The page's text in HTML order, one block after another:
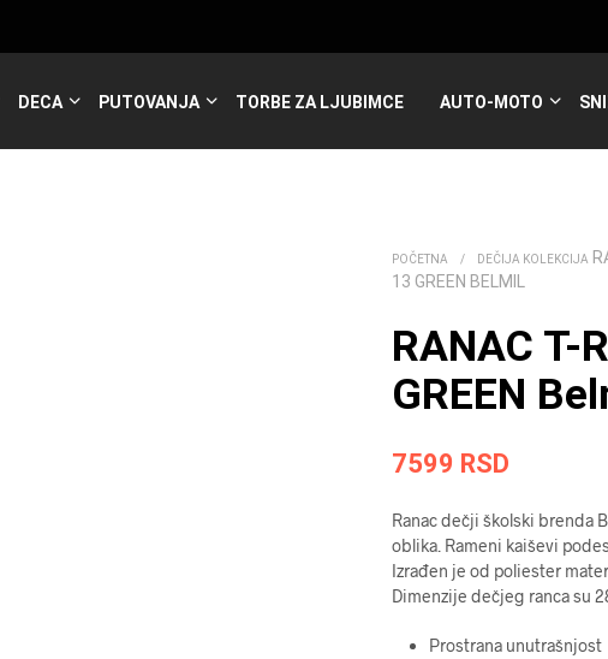
DECA PUTOVANJA TORBE ZA LJUBIMCE AUTO-MOTO
POČETNA / DEČIJA KOLEKCIJA
13 GREEN BELMIL
RANAC T-
GREEN
7599 RSD
Ranac dečji školski brenda
oblika. Rameni kaiševi
Izrađen je od poliester
Dimenzije dečjeg ranca su
Prostrana unutrašnjost